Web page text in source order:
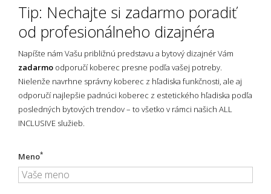
Tip: Nechajte si zadarmo poradiť
od profesionálneho dizajnéra
Napíšte nám Vašu približnú predstavu a bytový dizajnér Vám
zadarmo odporučí koberec presne podľa vašej potreby.
Nielenže navrhne správny koberec z hľadiska funkčnosti, ale aj
odporučí najlepšie padnúci koberec z estetického hľadiska podľa
posledných bytových trendov – to všetko v rámci našich ALL
INCLUSIVE služieb.
Meno*